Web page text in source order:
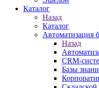
Каталог
Назад
Каталог
Автоматизация
Назад
CRM-
Базы